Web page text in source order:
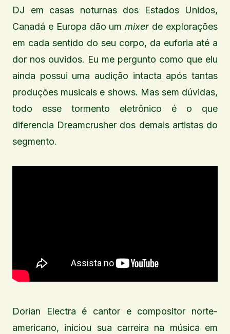
DJ em casas noturnas dos Estados Unidos,
Canadá e Europa dão ummixer de explorações
em cada sentido do seu corpo, da euforia até a
dor nos ouvidos. Eu me pergunto como que elu
ainda possui uma audição intacta após tantas
produções musicais e shows. Mas sem dúvidas,
todo esse tormento eletrônico é o que
diferencia Dreamcrusher dos demais artistas do
segmento.
Dorian Electra é cantor e compositor norte-
americano, iniciou sua carreira na música em